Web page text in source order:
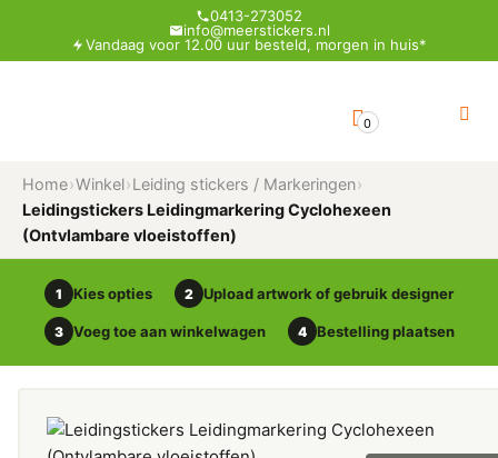
0413-273052
info@meerstickers.nl
Vandaag voor 12.00 uur besteld, morgen in huis*
0
Home›Winkel›Leiding stickers / Markeringen›
Leidingstickers Leidingmarkering Cyclohexeen
(Ontvlambare vloeistoffen)
1 Kies opties 2 Upload artwork of gebruik designer
3 Voeg toe aan winkelwagen 4 Bestelling plaatsen